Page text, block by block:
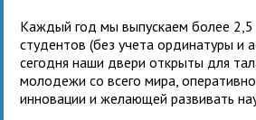
Каждый год мы выпускаем более 2,5
студентов (без учета ординатуры и
сегодня наши двери открыты для
молодежи со всего мира,
инновации и желающей развивать